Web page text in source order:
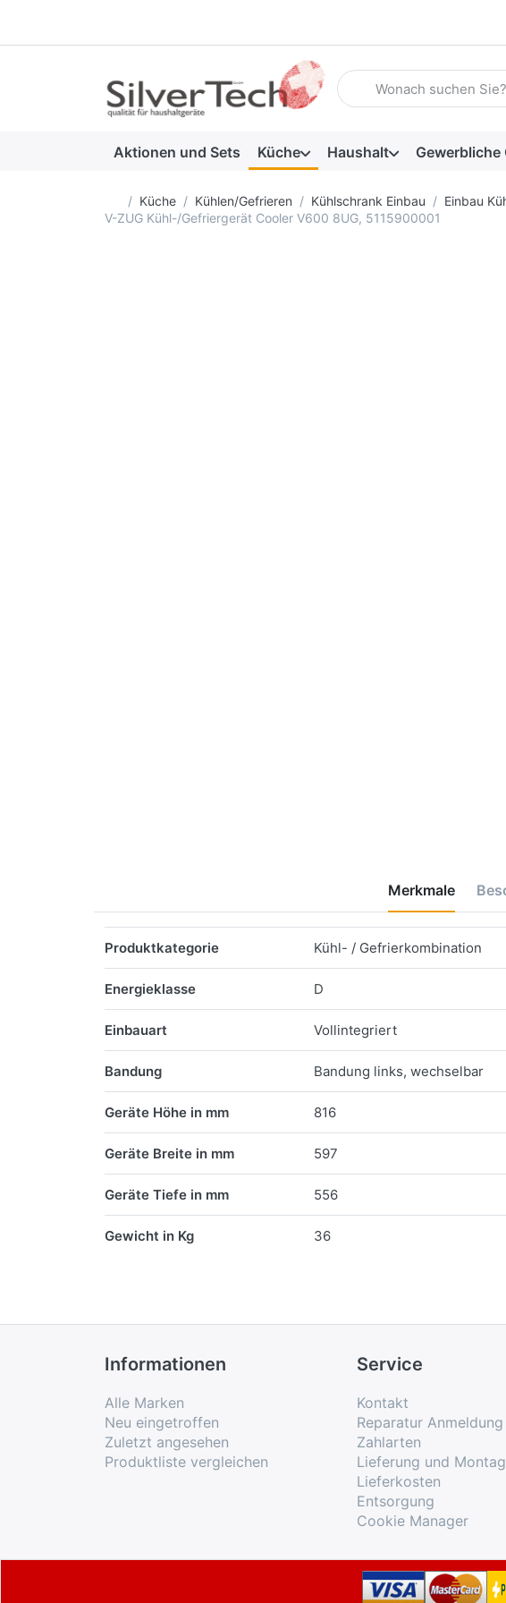
Geben Sie einen
Aktionen und Sets Küche Haushalt Gewerbliche
Startseite
Küche Kühlen/Gefrieren Kühlschrank Einbau
Einbau
V-ZUG Kühl-/Gefriergerät Cooler V600 8UG, 5115900001
Merkmale
Produktkategorie Kühl- / Gefrierkombination
Energieklasse D
Einbauart Vollintegriert
Bandung Bandung links, wechselbar
Geräte Höhe in mm 816
Geräte Breite in mm 597
Geräte Tiefe in mm 556
Gewicht in Kg 36
Informationen
Alle Marken
Neu eingetroffen
Zuletzt angesehen
Produktliste vergleichen
Service
Kontakt
Reparatur Anmeldung
Zahlarten
Lieferung und
Lieferkosten
Entsorgung
Cookie Manager